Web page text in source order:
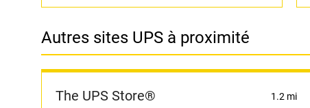
Autres sites UPS à proximité
The UPS Store® 1.2 mi